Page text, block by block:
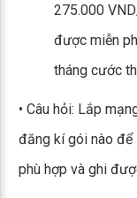
275.000
được miễn
tháng cước
• Câu hỏi: Lắp
đăng kí gói nào để
phù hợp và ghi